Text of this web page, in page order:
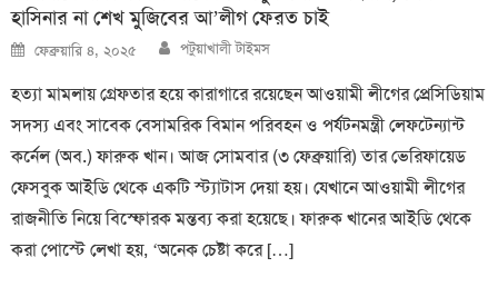
হাসিনার না শেখ মুজিবের আ’লীগ ফেরত চাই
Posted
on
ফেব্রুয়ারি ৪, ২০২৫ Author
পটুয়াখালী টাইমস
হত্যা মামলায় গ্রেফতার হয়ে কারাগারে রয়েছেন আওয়ামী লীগের প্রেসিডিয়াম
সদস্য এবং সাবেক বেসামরিক বিমান পরিবহন ও পর্যটনমন্ত্রী লেফটেন্যান্ট
কর্নেল (অব.) ফারুক খান। আজ সোমবার (৩ ফেব্রুয়ারি) তার ভেরিফায়েড
ফেসবুক আইডি থেকে একটি স্ট্যাটাস দেয়া হয়। যেখানে আওয়ামী লীগের
রাজনীতি নিয়ে বিস্ফোরক মন্তব্য করা হয়েছে। ফারুক খানের আইডি থেকে
করা পোস্টে লেখা হয়, ‘অনেক চেষ্টা করে […]